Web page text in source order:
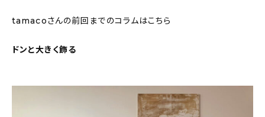
プライバシーポリシー
お問い合わせ
tamacoさんの前回までのコラムはこちら
ドンと大きく飾る